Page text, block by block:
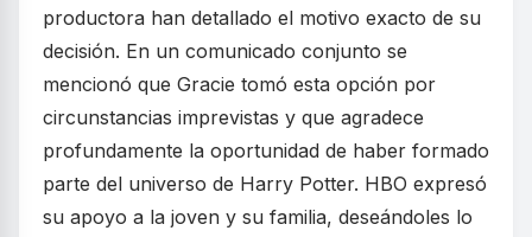
productora han detallado el motivo exacto de su
decisión. En un comunicado conjunto se
mencionó que Gracie tomó esta opción por
circunstancias imprevistas y que agradece
profundamente la oportunidad de haber formado
parte del universo de Harry Potter. HBO expresó
su apoyo a la joven y su familia, deseándoles lo